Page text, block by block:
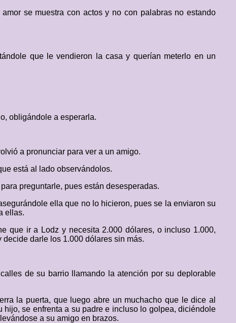
se muestra con actos y no con palabras no estando
que le vendieron la casa y querían meterlo en un
obligándole a esperarla.
a pronunciar para ver a un amigo.
está al lado observándolos.
preguntarle, pues están desesperadas.
ella que no lo hicieron, pues se la enviaron su
ellas.
que ir a Lodz y necesita 2.000 dólares, o incluso 1.000,
darle los 1.000 dólares sin más.
de su barrio llamando la atención por su deplorable
la puerta, que luego abre un muchacho que le dice al
se enfrenta a su padre e incluso lo golpea, diciéndole
a su amigo en brazos.